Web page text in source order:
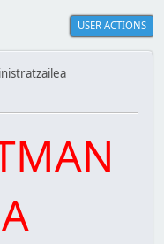
USER ACTIONS